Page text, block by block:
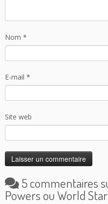
Nom *
E-mail *
Site web
5 commentaires
Powers ou World